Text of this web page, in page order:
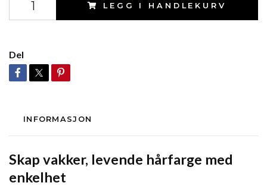
LEGG I HANDLEKURV
Del
INFORMASJON
Skap vakker, levende hårfarge med
enkelhet